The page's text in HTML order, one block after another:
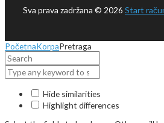
Sva prava zadržana © 2026 Start
PočetnaKorpaPretraga
Hide similarities
Highlight differences